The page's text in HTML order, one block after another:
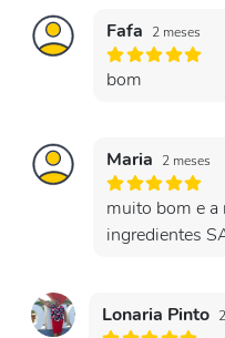
Fafa 2 meses
bom
Maria 2 meses
muito bom e a
ingredientes
Lonaria Pinto